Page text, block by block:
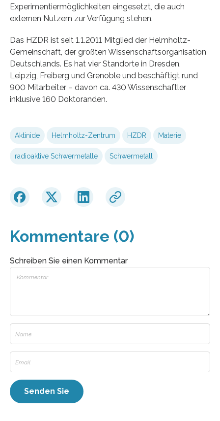
Experimentiermöglichkeiten eingesetzt, die auch
externen Nutzern zur Verfügung stehen.
Das HZDR ist seit 1.1.2011 Mitglied der Helmholtz-
Gemeinschaft, der größten Wissenschaftsorganisation
Deutschlands. Es hat vier Standorte in Dresden,
Leipzig, Freiberg und Grenoble und beschäftigt rund
900 Mitarbeiter – davon ca. 430 Wissenschaftler
inklusive 160 Doktoranden.
Aktinide Helmholtz-Zentrum HZDR Materie
radioaktive Schwermetalle Schwermetall
Kommentare (0)
Schreiben Sie einen Kommentar